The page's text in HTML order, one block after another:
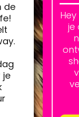
de
je
je